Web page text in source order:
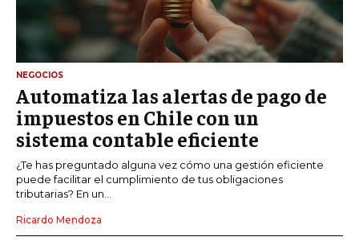
NEGOCIOS
Automatiza las alertas de pago de
impuestos en Chile con un
sistema contable eficiente
¿Te has preguntado alguna vez cómo una gestión eficiente
puede facilitar el cumplimiento de tus obligaciones
tributarias? En un...
Ricardo Mendoza